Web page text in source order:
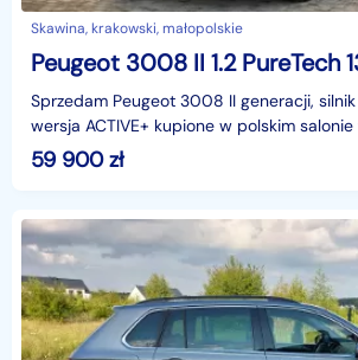
Skawina, krakowski, małopolskie
Sprzedam Peugeot 3008 II generacji, silnik
wersja ACTIVE+ kupione w polskim
właściciel, niepaląca kobieta.
59 900zł